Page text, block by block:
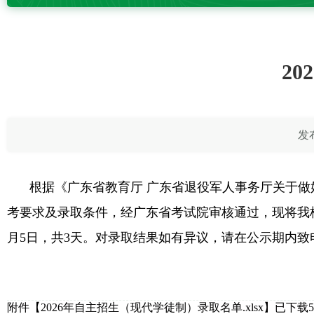
发
根据《广东省教育厅 广东省退役军人事务厅关于
考要求及录取条件，经广东省考试院审核通过，现将
月5日，共3天。对录取结果如有异议，请在公示期内致
附件【 2026年自主招生（现代学徒制）录取名单.xlsx】已下载